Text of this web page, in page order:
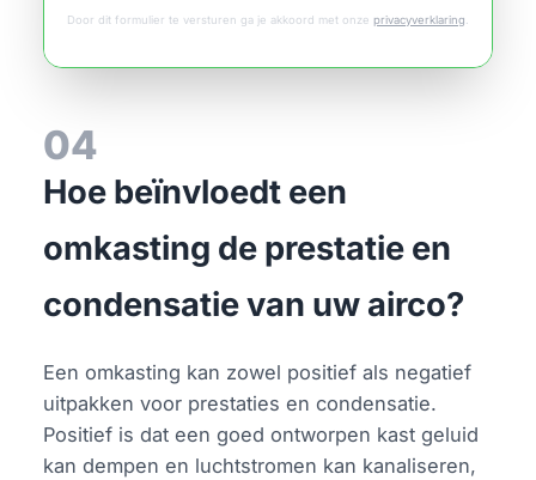
Door dit formulier te versturen ga je akkoord met onze privacyverklaring
04
Hoe beïnvloedt een
omkasting de prestatie en
condensatie van uw airco?
Een omkasting kan zowel positief als negatief
uitpakken voor prestaties en condensatie.
Positief is dat een goed ontworpen kast geluid
kan dempen en luchtstromen kan kanaliseren,